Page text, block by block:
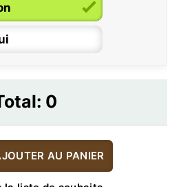
0
AU PANIER